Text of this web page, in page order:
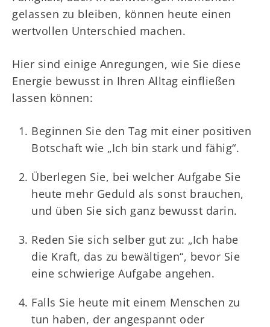
gelassen zu bleiben, können heute einen
wertvollen Unterschied machen.
Hier sind einige Anregungen, wie Sie diese
Energie bewusst in Ihren Alltag einfließen
lassen können:
Beginnen Sie den Tag mit einer positiven
Botschaft wie „Ich bin stark und fähig“.
Überlegen Sie, bei welcher Aufgabe Sie
heute mehr Geduld als sonst brauchen,
und üben Sie sich ganz bewusst darin.
Reden Sie sich selber gut zu: „Ich habe
die Kraft, das zu bewältigen“, bevor Sie
eine schwierige Aufgabe angehen.
Falls Sie heute mit einem Menschen zu
tun haben, der angespannt oder